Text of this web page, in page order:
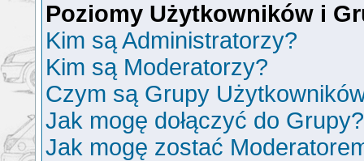
Poziomy Użytkowników i
Kim są Administratorzy?
Kim są Moderatorzy?
Czym są Grupy
Jak mogę dołączyć do Grupy?
Jak mogę zostać